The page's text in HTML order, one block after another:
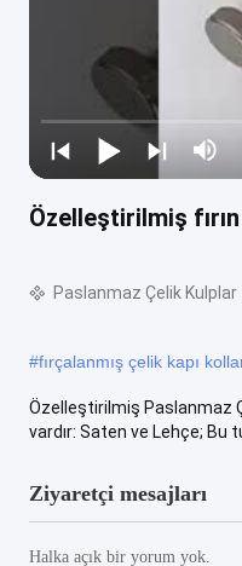
Özelleştirilmiş
Paslanmaz Çelik Kulplar
#fırçalanmış çelik kapı
Özelleştirilmiş Paslanmaz
vardır: Saten ve Lehçe; Bu
Ziyaretçi mesajları
Halka açık bir yorum yok.